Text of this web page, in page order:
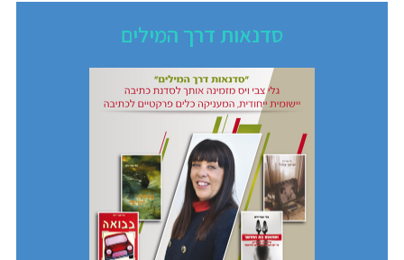
סדנאות דרך המילים